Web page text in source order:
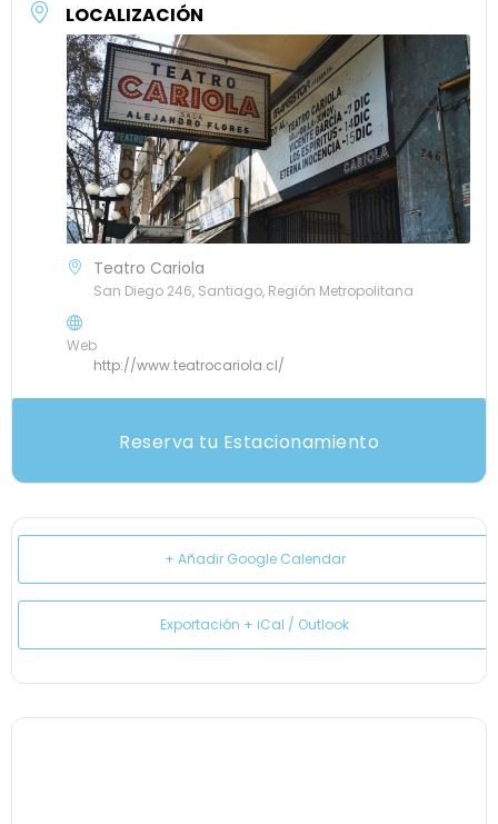
LOCALIZACIÓN
Teatro Cariola
San Diego 246, Santiago, Región Metropolitana
Web
http://www.teatrocariola.cl/
Reserva tu Estacionamiento
+ Añadir Google Calendar
Exportación + iCal / Outlook